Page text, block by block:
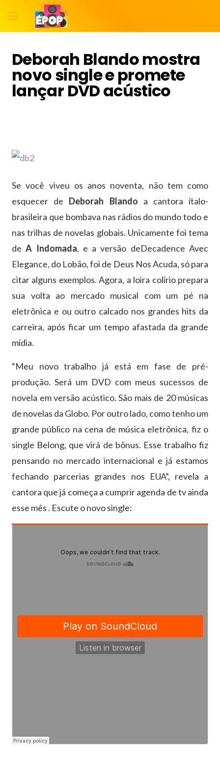
Deborah Blando mostra
novo single e promete
lançar DVD acústico
Se você viveu os anos noventa, não tem como
esquecer de Deborah Blando a cantora ítalo-
brasileira que bombava nas rádios do mundo todo e
nas trilhas de novelas globais. Unicamente foi tema
deA Indomada, e a versão deDecadence Avec
Elegance, do Lobão, foi de Deus Nos Acuda, só para
citar alguns exemplos. Agora, a loira colírio prepara
sua volta ao mercado musical com um pé na
eletrônica e ou outro calcado nos grandes hits da
carreira, após ficar um tempo afastada da grande
mídia.
“Meu novo trabalho já está em fase de pré-
produção. Será um DVD com meus sucessos de
novela em versão acústico. São mais de 20 músicas
de novelas da Globo. Por outro lado, como tenho um
grande público na cena de música eletrônica, fiz o
single Belong, que virá de bônus. Esse trabalho fiz
pensando no mercado internacional e já estamos
fechando parcerias grandes nos EUA”, revela a
cantora que já começa a cumprir agenda de tv ainda
esse mês . Escute o novo single: